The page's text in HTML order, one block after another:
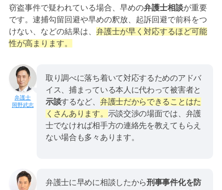
窃盗事件で疑われている場合、早めの弁護士相談が重要
です。逮捕勾留回避や早めの釈放、起訴回避で前科をつ
けない、などの結果は、 弁護士が早く対応するほど可能
性が高まります。
岡野武志
取り調べに落ち着いて対応するためのアドバ
イス、捕まっている本人に代わって被害者と
示談するなど、 弁護士だからできることはた
くさんあります。 示談交渉の場面では、弁護
士でなければ相手方の連絡先を教えてもらえ
ない場合も多々あります。
弁護士に早めに相談したから刑事事件化を防